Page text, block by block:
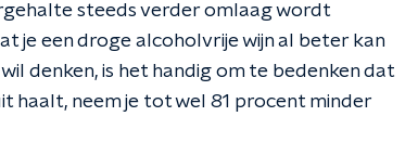
steeds verder omlaag wordt
je een droge alcoholvrije wijn al beter kan
denken, is het handig om te bedenken dat
haalt, neem je tot wel 81 procent minder